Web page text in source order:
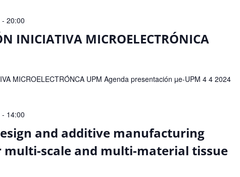
INICIATIVA MICROELECTRÓNICA
- 20:00
MICROELECTRÓNCA UPM Agenda presentación µe-UPM 4 4 2024
and additive manufacturing
multi-scale and multi-material tissue
- 14:00